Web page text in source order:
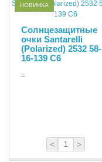
НОВИНКА
Солнцезащитные
очки Santarelli
(Polarized) 2532 58-
16-139 С6
..
< >